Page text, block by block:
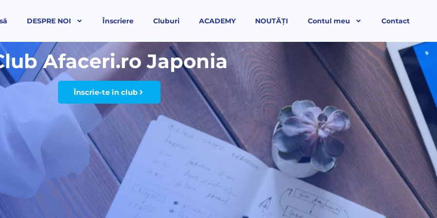
DESPRE NOI Înscriere Cluburi ACADEMY NOUTĂȚI Contul meu Contact
Afaceri.ro Japonia
Înscrie-te în club